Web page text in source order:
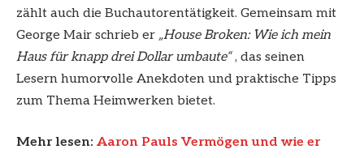
zählt auch die Buchautorentätigkeit. Gemeinsam mit
George Mair schrieb er „House Broken: Wie ich mein
Haus für knapp drei Dollar umbaute“, das seinen
Lesern humorvolle Anekdoten und praktische Tipps
zum Thema Heimwerken bietet.
Mehr lesen: Aaron Pauls Vermögen und wie er